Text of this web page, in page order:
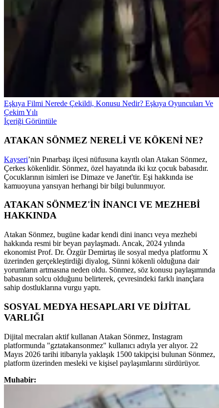
Eşkıya Filmi Nerede Çekildi, Konusu Nedir? Eşkıya Oyuncuları Ve
Çekim Yılı
İçeriği Görüntüle
ATAKAN SÖNMEZ NERELİ VE KÖKENİ NE?
Kayseri’nin Pınarbaşı ilçesi nüfusuna kayıtlı olan Atakan Sönmez,
Çerkes kökenlidir. Sönmez, özel hayatında iki kız çocuk babasıdır.
Çocuklarının isimleri ise Dimaze ve Janet'tir. Eşi hakkında ise
kamuoyuna yansıyan herhangi bir bilgi bulunmuyor.
ATAKAN SÖNMEZ'İN İNANCI VE MEZHEBİ
HAKKINDA
Atakan Sönmez, bugüne kadar kendi dini inancı veya mezhebi
hakkında resmi bir beyan paylaşmadı. Ancak, 2024 yılında
ekonomist Prof. Dr. Özgür Demirtaş ile sosyal medya platformu X
üzerinden gerçekleştirdiği diyalog, Sünni kökenli olduğuna dair
yorumların artmasına neden oldu. Sönmez, söz konusu paylaşımında
babasının solcu olduğunu belirterek, çevresindeki farklı inançlara
sahip dostluklarına vurgu yaptı.
SOSYAL MEDYA HESAPLARI VE DİJİTAL
VARLIĞI
Dijital mecraları aktif kullanan Atakan Sönmez, Instagram
platformunda "gztatakansonmez" kullanıcı adıyla yer alıyor. 22
Mayıs 2026 tarihi itibarıyla yaklaşık 1500 takipçisi bulunan Sönmez,
platform üzerinden mesleki ve kişisel paylaşımlarını sürdürüyor.
Muhabir: